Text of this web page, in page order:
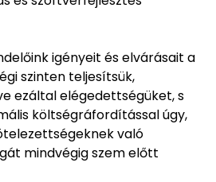
igényeit és elvárásait a
szinten teljesítsük,
ezáltal elégedettségüket, s
költségráfordítással úgy,
való
mindvégig szem előtt